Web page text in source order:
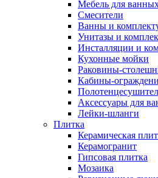
Мебель для
Смесители
Ванны и
Унитазы и
Инсталляции и
Кухонные мойки
Раковины-
Кабины-
Аксессуары для
Лейки-шланги
Плитка
Керамическая
Керамогранит
Гипсовая плитка
Мозаика